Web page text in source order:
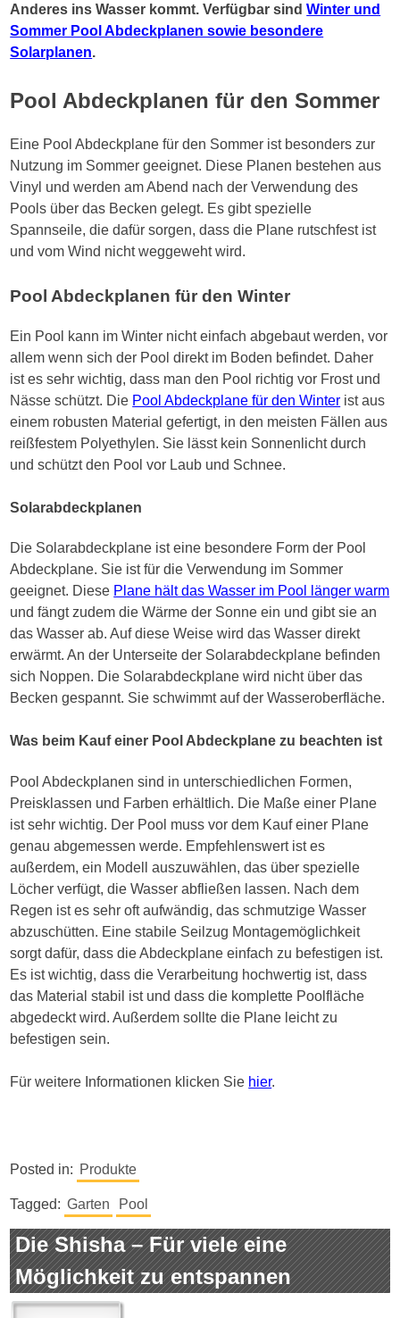
Anderes ins Wasser kommt. Verfügbar sindWinter und
Sommer Pool Abdeckplanen sowie besondere
Solarplanen.
Pool Abdeckplanen für den Sommer
Eine Pool Abdeckplane für den Sommer ist besonders zur
Nutzung im Sommer geeignet. Diese Planen bestehen aus
Vinyl und werden am Abend nach der Verwendung des
Pools über das Becken gelegt. Es gibt spezielle
Spannseile, die dafür sorgen, dass die Plane rutschfest ist
und vom Wind nicht weggeweht wird.
Pool Abdeckplanen für den Winter
Ein Pool kann im Winter nicht einfach abgebaut werden, vor
allem wenn sich der Pool direkt im Boden befindet. Daher
ist es sehr wichtig, dass man den Pool richtig vor Frost und
Nässe schützt. Die Pool Abdeckplane für den Winter ist aus
einem robusten Material gefertigt, in den meisten Fällen aus
reißfestem Polyethylen. Sie lässt kein Sonnenlicht durch
und schützt den Pool vor Laub und Schnee.
Solarabdeckplanen
Die Solarabdeckplane ist eine besondere Form der Pool
Abdeckplane. Sie ist für die Verwendung im Sommer
geeignet. Diese Plane hält das Wasser im Pool länger warm
und fängt zudem die Wärme der Sonne ein und gibt sie an
das Wasser ab. Auf diese Weise wird das Wasser direkt
erwärmt. An der Unterseite der Solarabdeckplane befinden
sich Noppen. Die Solarabdeckplane wird nicht über das
Becken gespannt. Sie schwimmt auf der Wasseroberfläche.
Was beim Kauf einer Pool Abdeckplane zu beachten ist
Pool Abdeckplanen sind in unterschiedlichen Formen,
Preisklassen und Farben erhältlich. Die Maße einer Plane
ist sehr wichtig. Der Pool muss vor dem Kauf einer Plane
genau abgemessen werde. Empfehlenswert ist es
außerdem, ein Modell auszuwählen, das über spezielle
Löcher verfügt, die Wasser abfließen lassen. Nach dem
Regen ist es sehr oft aufwändig, das schmutzige Wasser
abzuschütten. Eine stabile Seilzug Montagemöglichkeit
sorgt dafür, dass die Abdeckplane einfach zu befestigen ist.
Es ist wichtig, dass die Verarbeitung hochwertig ist, dass
das Material stabil ist und dass die komplette Poolfläche
abgedeckt wird. Außerdem sollte die Plane leicht zu
befestigen sein.
Für weitere Informationen klicken Sie hier.
Posted in: Produkte
Tagged: Garten Pool
Die Shisha – Für viele eine
Möglichkeit zu entspannen